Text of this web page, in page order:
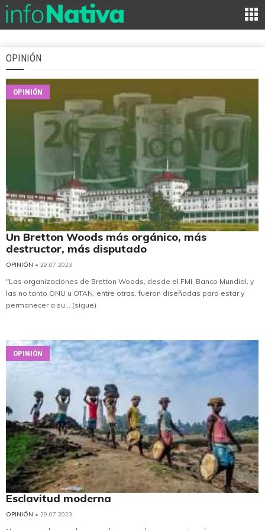
OPINIÓN
OPINIÓN
Un Bretton Woods más orgánico, más
destructor, más disputado
OPINIÓN • 29.07.2023
"Las organizaciones de Bretton Woods, desde el FMI, Banco Mundial, y
las no tanto ONU u OTAN, entre otras, fueron diseñadas para estar y
permanecer a su... (sigue)
OPINIÓN
Esclavitud moderna
OPINIÓN • 29.07.2023